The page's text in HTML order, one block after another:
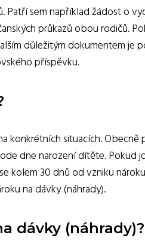
sem například žádost o
průkazů obou rodičů.
důležitým dokumentem je
příspěvku.
konkrétních situacích.
dne narození dítěte. Pokud
kolem 30 dnů od vzniku
na dávky (náhrady).
dávky (náhrady)?